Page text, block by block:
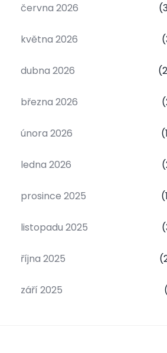
června 2026
května 2026
dubna 2026
března 2026
února 2026
ledna 2026
prosince 2025
listopadu 2025
října 2025
září 2025